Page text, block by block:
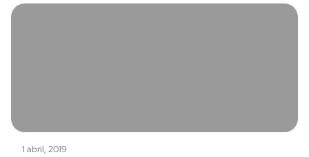
1 abril, 2019